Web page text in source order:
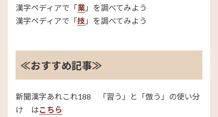
漢字ペディアで「業」を調べてみよう
漢字ペディアで「技 」を調べてみよう
≪おすすめ記事≫
新聞漢字あれこれ188 「習う」と「倣う」の使い分
け はこちら